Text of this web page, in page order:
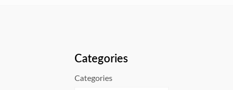
Categories
Categories